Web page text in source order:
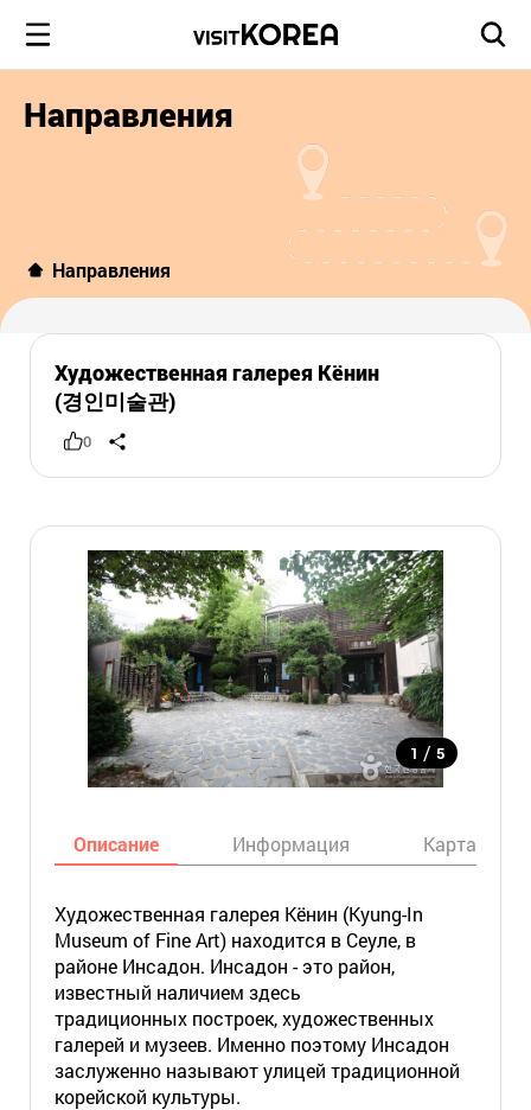
Направления
Направления
Художественная галерея Кёнин
(경인미술관)
0
1 / 5
Описание Информация Карта
Художественная галерея Кёнин (Kyung-In
Museum of Fine Art) находится в Сеуле, в
районе Инсадон. Инсадон - это район,
известный наличием здесь
традиционных построек, художественных
галерей и музеев. Именно поэтому Инсадон
заслуженно называют улицей традиционной
корейской культуры.